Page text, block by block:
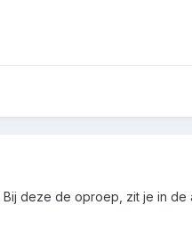
deze de oproep, zit je in